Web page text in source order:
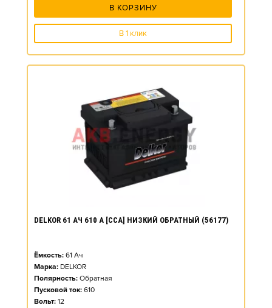
В КОРЗИНУ
В 1 клик
DELKOR 61 АЧ 610 А [CCA] НИЗКИЙ ОБРАТНЫЙ (56177)
Ёмкость: 61 Ач
Марка: DELKOR
Полярность: Обратная
Пусковой ток: 610
Вольт: 12